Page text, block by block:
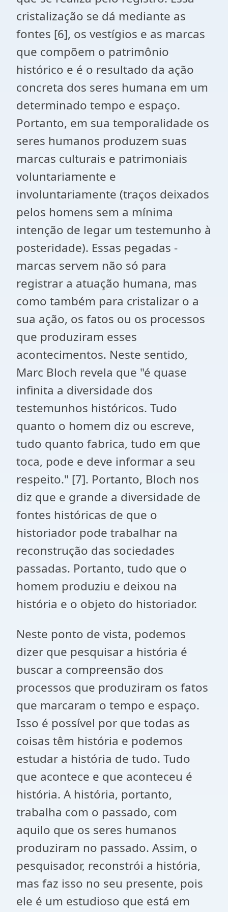
cristalização se dá mediante as
fontes [6], os vestígios e as marcas
que compõem o patrimônio
histórico e é o resultado da ação
concreta dos seres humana em um
determinado tempo e espaço.
Portanto, em sua temporalidade os
seres humanos produzem suas
marcas culturais e patrimoniais
voluntariamente e
involuntariamente (traços deixados
pelos homens sem a mínima
intenção de legar um testemunho à
posteridade). Essas pegadas -
marcas servem não só para
registrar a atuação humana, mas
como também para cristalizar o a
sua ação, os fatos ou os processos
que produziram esses
acontecimentos. Neste sentido,
Marc Bloch revela que "é quase
infinita a diversidade dos
testemunhos históricos. Tudo
quanto o homem diz ou escreve,
tudo quanto fabrica, tudo em que
toca, pode e deve informar a seu
respeito." [7]. Portanto, Bloch nos
diz que e grande a diversidade de
fontes históricas de que o
historiador pode trabalhar na
reconstrução das sociedades
passadas. Portanto, tudo que o
homem produziu e deixou na
história e o objeto do historiador.
Neste ponto de vista, podemos
dizer que pesquisar a história é
buscar a compreensão dos
processos que produziram os fatos
que marcaram o tempo e espaço.
Isso é possível por que todas as
coisas têm história e podemos
estudar a história de tudo. Tudo
que acontece e que aconteceu é
história. A história, portanto,
trabalha com o passado, com
aquilo que os seres humanos
produziram no passado. Assim, o
pesquisador, reconstrói a história,
mas faz isso no seu presente, pois
ele é um estudioso que está em